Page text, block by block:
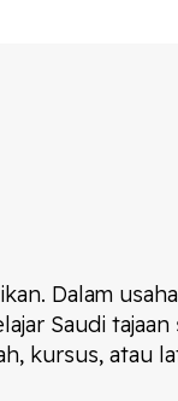
Dalam
Saudi
kursus, atau